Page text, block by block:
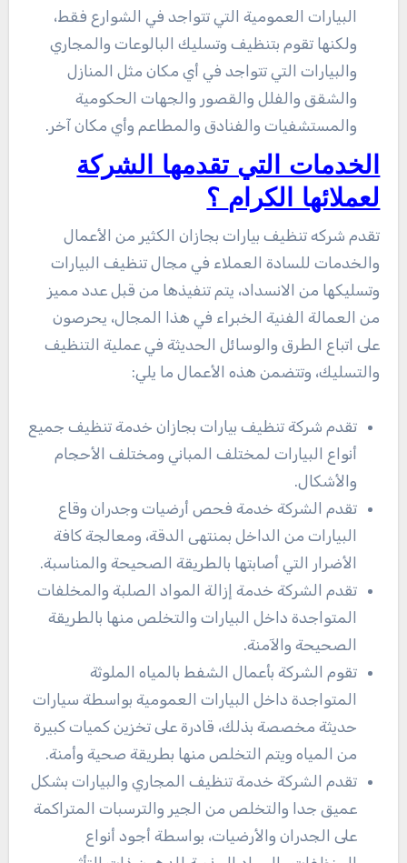
البيارات العمومية التي تتواجد في الشوارع فقط،
ولكنها تقوم بتنظيف وتسليك البالوعات والمجاري
والبيارات التي تتواجد في أي مكان مثل المنازل
والشقق والفلل والقصور والجهات الحكومية
والمستشفيات والفنادق والمطاعم وأي مكان آخر.
الخدمات التي تقدمها الشركة
لعملائها الكرام ؟
تقدم شركه تنظيف بيارات بجازان الكثير من الأعمال
والخدمات للسادة العملاء في مجال تنظيف البيارات
وتسليكها من الانسداد، يتم تنفيذها من قبل عدد مميز
من العمالة الفنية الخبراء في هذا المجال، يحرصون
على اتباع الطرق والوسائل الحديثة في عملية التنظيف
والتسليك، وتتضمن هذه الأعمال ما يلي:
تقدم شركة تنظيف بيارات بجازان خدمة تنظيف جميع
أنواع البيارات لمختلف المباني ومختلف الأحجام
والأشكال.
تقدم الشركة خدمة فحص أرضيات وجدران وقاع
البيارات من الداخل بمنتهى الدقة، ومعالجة كافة
الأضرار التي أصابتها بالطريقة الصحيحة والمناسبة.
تقدم الشركة خدمة إزالة المواد الصلبة والمخلفات
المتواجدة داخل البيارات والتخلص منها بالطريقة
الصحيحة والآمنة.
تقوم الشركة بأعمال الشفط بالمياه الملوثة
المتواجدة داخل البيارات العمومية بواسطة سيارات
حديثة مخصصة بذلك، قادرة على تخزين كميات كبيرة
من المياه ويتم التخلص منها بطريقة صحية وأمنة.
تقدم الشركة خدمة تنظيف المجاري والبيارات بشكل
عميق جدا والتخلص من الجير والترسبات المتراكمة
على الجدران والأرضيات، بواسطة أجود أنواع